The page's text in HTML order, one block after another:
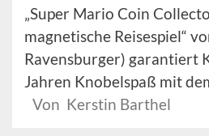
„Super Mario Coin
magnetische Reisespiel“
Ravensburger) garantiert
Jahren Knobelspaß mit
Von Kerstin Barthel